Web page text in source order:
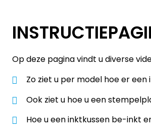
Op deze pagina vindt u diverse
Zo ziet u per model hoe er
Ook ziet u hoe u een
Hoe u een inktkussen be-inkt